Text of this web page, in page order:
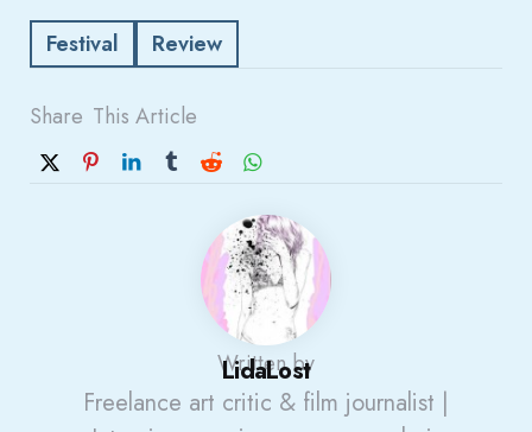
Festival Review
Share This Article
Written by
LidaLost
Freelance art critic & film journalist |